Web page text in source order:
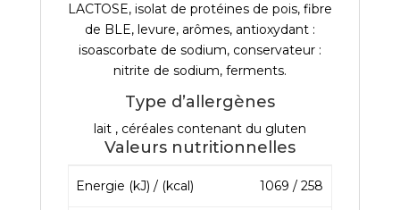
LACTOSE, isolat de protéines de pois, fibre
de BLE, levure, arômes, antioxydant :
isoascorbate de sodium, conservateur :
nitrite de sodium, ferments.
Type d’allergènes
lait , céréales contenant du gluten
Valeurs nutritionnelles
Energie (kJ) / (kcal) 1069 / 258